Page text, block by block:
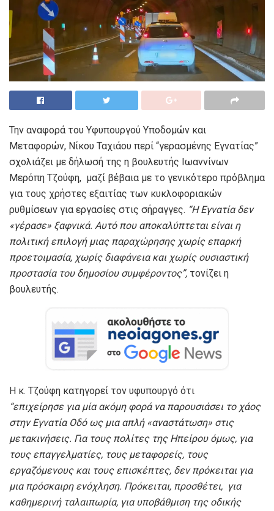
Την αναφορά του Υφυπουργού Υποδομών και
Μεταφορών, Νίκου Ταχιάου περί “γερασμένης Εγνατίας”
σχολιάζει με δήλωσή της η βουλευτής Ιωαννίνων
Μερόπη Τζούφη, μαζί βέβαια με το γενικότερο πρόβλημα
για τους χρήστες εξαιτίας των κυκλοφοριακών
ρυθμίσεων για εργασίες στις σήραγγες. “Η Εγνατία δεν
«γέρασε» ξαφνικά. Αυτό που αποκαλύπτεται είναι η
πολιτική επιλογή μιας παραχώρησης χωρίς επαρκή
προετοιμασία, χωρίς διαφάνεια και χωρίς ουσιαστική
προστασία του δημοσίου συμφέροντος”, τονίζει η
βουλευτής.
Η κ. Τζούφη κατηγορεί τον υφυπουργό ότι
“επιχείρησε για μία ακόμη φορά να παρουσιάσει το χάος
στην Εγνατία Οδό ως μια απλή «αναστάτωση» στις
μετακινήσεις. Για τους πολίτες της Ηπείρου όμως, για
τους επαγγελματίες, τους μεταφορείς, τους
εργαζόμενους και τους επισκέπτες, δεν πρόκειται για
μια πρόσκαιρη ενόχληση. Πρόκειται, προσθέτει, για
καθημερινή ταλαιπωρία, για υποβάθμιση της οδικής